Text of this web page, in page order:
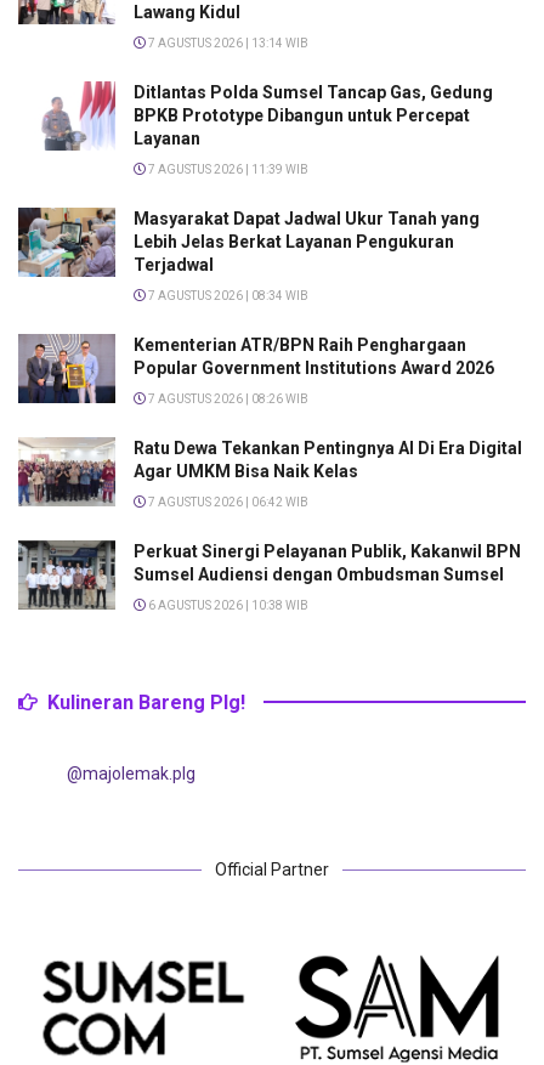
Lawang Kidul
7 AGUSTUS 2026 | 13:14 WIB
Ditlantas Polda Sumsel Tancap Gas, Gedung
BPKB Prototype Dibangun untuk Percepat
Layanan
7 AGUSTUS 2026 | 11:39 WIB
Masyarakat Dapat Jadwal Ukur Tanah yang
Lebih Jelas Berkat Layanan Pengukuran
Terjadwal
7 AGUSTUS 2026 | 08:34 WIB
Kementerian ATR/BPN Raih Penghargaan
Popular Government Institutions Award 2026
7 AGUSTUS 2026 | 08:26 WIB
Ratu Dewa Tekankan Pentingnya AI Di Era Digital
Agar UMKM Bisa Naik Kelas
7 AGUSTUS 2026 | 06:42 WIB
Perkuat Sinergi Pelayanan Publik, Kakanwil BPN
Sumsel Audiensi dengan Ombudsman Sumsel
6 AGUSTUS 2026 | 10:38 WIB
Kulineran Bareng Plg!
@majolemak.plg
Official Partner